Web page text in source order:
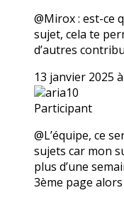
@Mirox : est-ce
sujet, cela te
d’autres
13 janvier 2025
aria10
Participant
@L’équipe, ce
sujets car mon
plus d’une
3ème page